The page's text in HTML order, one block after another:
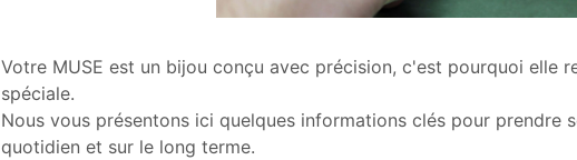
Votre MUSE est un bijou conçu avec précision, c'est pourquoi elle
spéciale.
Nous vous présentons ici quelques informations clés pour prendre
quotidien et sur le long terme.